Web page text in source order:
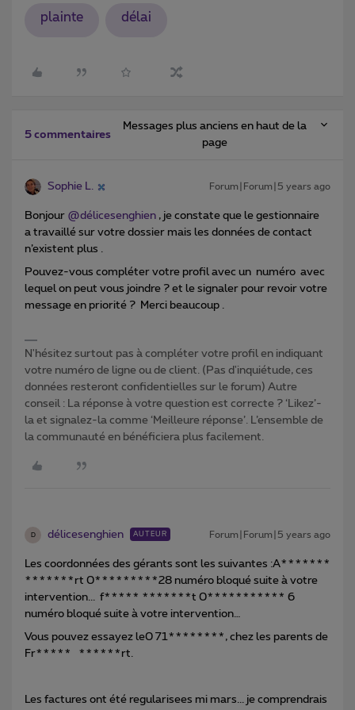
plainte délai
5 commentaires
Messages plus anciens en haut de la
page
Sophie L. Forum|Forum|5 years ago
Bonjour @délicesenghien , je constate que le gestionnaire
a travaillé sur votre dossier mais les données de contact
n’existent plus .
Pouvez-vous compléter votre profil avec un numéro avec
lequel on peut vous joindre ? et le signaler pour revoir votre
message en priorité ? Merci beaucoup .
N'hésitez surtout pas à compléter votre profil en indiquant
votre numéro de ligne ou de client. (Pas d'inquiétude, ces
données resteront confidentielles sur le forum) Autre
conseil : La réponse à votre question est correcte ? ‘Likez’-
la et signalez-la comme ‘Meilleure réponse’. L’ensemble de
la communauté en bénéficiera plus facilement.
D délicesenghien AUTEUR Forum|Forum|5 years ago
Les coordonnées des gérants sont les suivantes :A*******
*******rt 0*********28 numéro bloqué suite à votre
intervention... f***** *******t 0*********** 6
numéro bloqué suite à votre intervention…
Vous pouvez essayez le0 71********, chez les parents de
Fr***** ******rt.
Les factures ont été regularisees mi mars... je comprendrais